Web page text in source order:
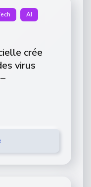
AI
crée
virus